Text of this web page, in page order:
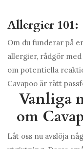
Allergier 101:
Om du funderar på
allergier, rådgör
om potentiella
Cavapoo är rätt
Vanliga
om
Låt oss nu avslöja